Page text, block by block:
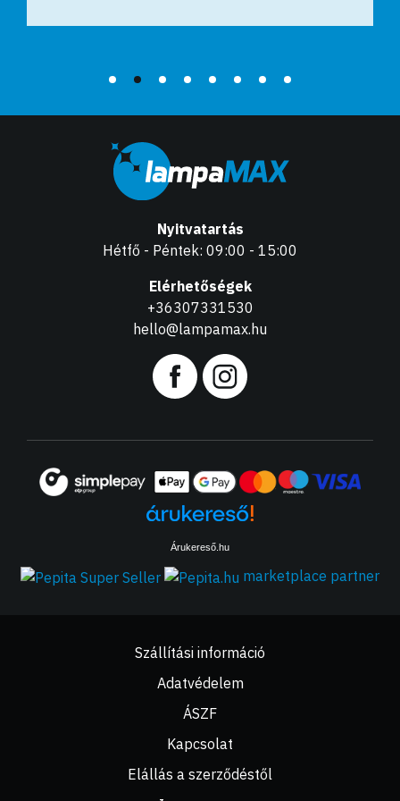
Nyitvatartás
Hétfő - Péntek: 09:00 - 15:00
Elérhetőségek
+36307331530
hello@lampamax.hu
Árukereső.hu
marketplace partner
Szállítási információ
Adatvédelem
ÁSZF
Kapcsolat
Elállás a szerződéstől